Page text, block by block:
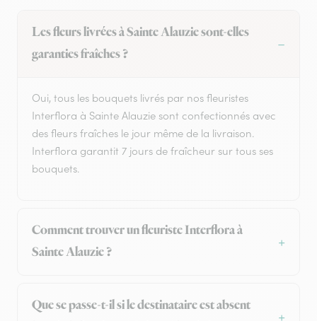
Les fleurs livrées à Sainte Alauzie sont-elles
garanties fraîches ?
Oui, tous les bouquets livrés par nos fleuristes
Interflora à Sainte Alauzie sont confectionnés avec
des fleurs fraîches le jour même de la livraison.
Interflora garantit 7 jours de fraîcheur sur tous ses
bouquets.
Comment trouver un fleuriste Interflora à
Sainte Alauzie ?
Que se passe-t-il si le destinataire est absent